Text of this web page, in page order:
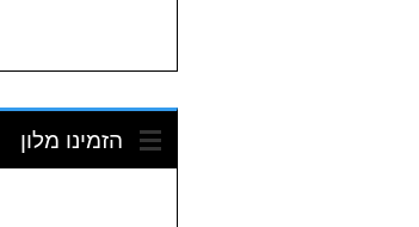
הזמינו מלון